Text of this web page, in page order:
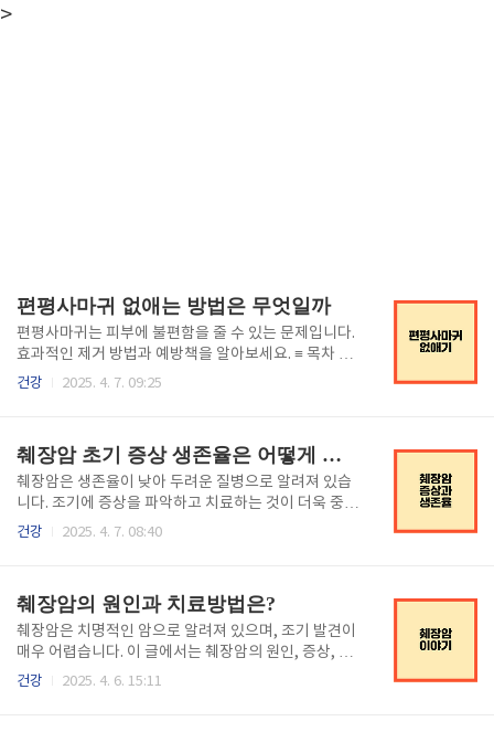
>
편평사마귀 없애는 방법은 무엇일까
편평사마귀는 피부에 불편함을 줄 수 있는 문제입니다.
효과적인 제거 방법과 예방책을 알아보세요. ≡ 목차 편
평사마귀 이해하기 ..
건강 2025. 4. 7. 09:25
췌장암 초기 증상 생존율은 어떻게 될까
췌장암은 생존율이 낮아 두려운 질병으로 알려져 있습
니다. 조기에 증상을 파악하고 치료하는 것이 더욱 중요
건강 2025. 4. 7. 08:40
췌장암의 원인과 치료방법은?
췌장암은 치명적인 암으로 알려져 있으며, 조기 발견이
매우 어렵습니다. 이 글에서는 췌장암의 원인, 증상, 진
단 및 치료 방법에 대해 자세히 알아보겠습니다. ≡ 목차
건강 2025. 4. 6. 15:11